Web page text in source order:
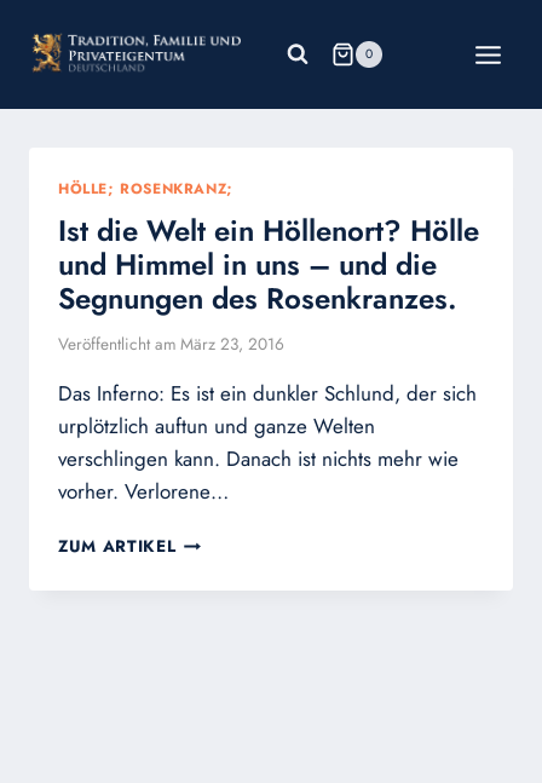
Inhalt
springen
0
HÖLLE; ROSENKRANZ;
Ist die Welt ein Höllenort? Hölle
und Himmel in uns – und die
Segnungen des Rosenkranzes.
Veröffentlicht am März 23, 2016
Das Inferno: Es ist ein dunkler Schlund, der sich
urplötzlich auftun und ganze Welten
verschlingen kann. Danach ist nichts mehr wie
vorher. Verlorene…
ZUM ARTIKEL IST
WELT